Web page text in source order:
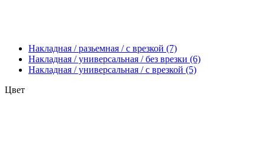
Накладная / разьемная / с врезкой (7)
Накладная / универсальная / без врезки (6)
Накладная / универсальная / с врезкой (5)
Цвет